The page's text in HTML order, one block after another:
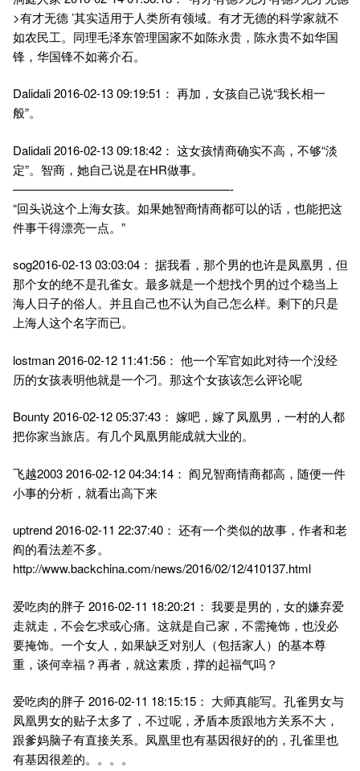
>有才无德 ’其实适用于人类所有领域。有才无德的科学家就不
如农民工。同理毛泽东管理国家不如陈永贵，陈永贵不如华国
锋，华国锋不如蒋介石。
Dalidali 2016-02-13 09:19:51： 再加，女孩自己说“我长相一
般”。
Dalidali 2016-02-13 09:18:42： 这女孩情商确实不高，不够“淡
定”。智商，她自己说是在HR做事。
——————————————————-
“回头说这个上海女孩。如果她智商情商都可以的话，也能把这
件事干得漂亮一点。”
sog2016-02-13 03:03:04： 据我看，那个男的也许是凤凰男，但
那个女的绝不是孔雀女。最多就是一个想找个男的过个稳当上
海人日子的俗人。并且自己也不认为自己怎么样。剩下的只是
上海人这个名字而已。
lostman 2016-02-12 11:41:56： 他一个军官如此对待一个没经
历的女孩表明他就是一个刁。那这个女孩该怎么评论呢
Bounty 2016-02-12 05:37:43： 嫁吧，嫁了凤凰男，一村的人都
把你家当旅店。有几个凤凰男能成就大业的。
飞越2003 2016-02-12 04:34:14： 阎兄智商情商都高，随便一件
小事的分析，就看出高下来
uptrend 2016-02-11 22:37:40： 还有一个类似的故事，作者和老
阎的看法差不多。
http://www.backchina.com/news/2016/02/12/410137.html
爱吃肉的胖子 2016-02-11 18:20:21： 我要是男的，女的嫌弃爱
走就走，不会乞求或心痛。这就是自己家，不需掩饰，也没必
要掩饰。一个女人，如果缺乏对别人（包括家人）的基本尊
重，谈何幸福？再者，就这素质，撑的起福气吗？
爱吃肉的胖子 2016-02-11 18:15:15： 大师真能写。孔雀男女与
凤凰男女的贴子太多了，不过呢，矛盾本质跟地方关系不大，
跟爹妈脑子有直接关系。凤凰里也有基因很好的的，孔雀里也
有基因很差的。。。。